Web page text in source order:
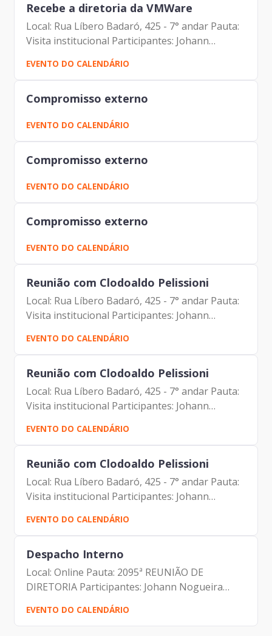
Recebe a diretoria da VMWare
Local: Rua Líbero Badaró, 425 - 7° andar Pauta:
Visita institucional Participantes: Johann
Nogueira Dantas (Prodam) Dennis Pinho
(VMWAre) Marcelo Gloria (VMWAre)
EVENTO DO CALENDÁRIO
Compromisso externo
EVENTO DO CALENDÁRIO
Compromisso externo
EVENTO DO CALENDÁRIO
Compromisso externo
EVENTO DO CALENDÁRIO
Reunião com Clodoaldo Pelissioni
Local: Rua Líbero Badaró, 425 - 7° andar Pauta:
Visita institucional Participantes: Johann
Nogueira Dantas (Prodam) Clodoaldo Pelissioni
(FESPSP) Carlos Alberto da Silva (Prodam)
Carolina Magnani...
EVENTO DO CALENDÁRIO
Reunião com Clodoaldo Pelissioni
Local: Rua Líbero Badaró, 425 - 7° andar Pauta:
Visita institucional Participantes: Johann
Nogueira Dantas (Prodam) Clodoaldo Pelissioni
(FESPSP) Carlos Alberto da Silva (Prodam)
Carolina Magnani...
EVENTO DO CALENDÁRIO
Reunião com Clodoaldo Pelissioni
Local: Rua Líbero Badaró, 425 - 7° andar Pauta:
Visita institucional Participantes: Johann
Nogueira Dantas (Prodam) Clodoaldo Pelissioni
(FESPSP) Carlos Alberto da Silva (Prodam)
Carolina Magnani...
EVENTO DO CALENDÁRIO
Despacho Interno
Local: Online Pauta: 2095ª REUNIÃO DE
DIRETORIA Participantes: Johann Nogueira
Dantas Marcio Rodrigues Pereira Mendes
Luciano de Azevedo Farias Ferreira Antonio
EVENTO DO CALENDÁRIO